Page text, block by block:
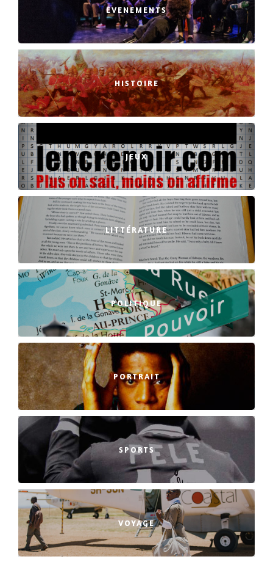
EVENEMENTS
HISTOIRE
JEUX
LITTÉRATURE
POLITIQUE
PORTRAIT
SPORTS
VOYAGE